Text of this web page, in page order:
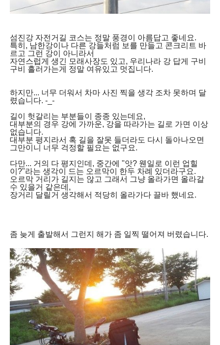
섬진강 자전거길 코스는 정말 풍경이 아름답고 좋네요.
특히, 남한강이나 다른 강들처럼 보를 만들고 콘크리트 바
르고 그런 강이 아니라서
자연스럽게 생긴 모래사장도 있고, 우리나라 강 답게 구비
구비 흘러가는게 정말 여유있고 멋집니다.
하지만... 너무 더워서 차마 사진 찍을 생각 조차 못하며 달
렸습니다. -_-
길이 헛갈리는 부분들이 종종 있는데요,
대부분의 경우 강에 가까운, 강을 따라가는 길로 가면 이상
없습니다.
대부분 평지라서 혹 길을 잘못 들더라도 다시 돌아나오면
그만이니 너무 걱정할 필요는 없구요.
다만... 거의 다 평지인데, 중간에 "앗? 웬일로 이런 업힐
이?"라는 생각이 드는 오르막이 한두 차례 있더라구요.
오르막 거리가 길지는 않고 그래서 그냥 올라가면 올라갈
수 있을거 같은데,
장거리 달릴거 생각해서 적당히 올라가다 끌바 했네요.
좀 늦게 출발해서 그런지 해가 좀 일찍 떨어져 버렸습니다.